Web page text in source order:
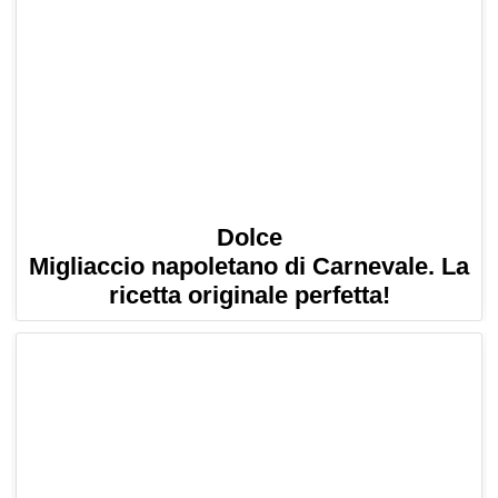
Dolce
Migliaccio napoletano di Carnevale. La
ricetta originale perfetta!